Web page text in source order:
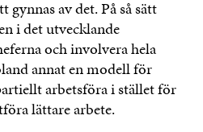
av det. På så sätt
i det utvecklande
och involvera hela
annat en modell för
arbetsföra i stället för
lättare arbete.